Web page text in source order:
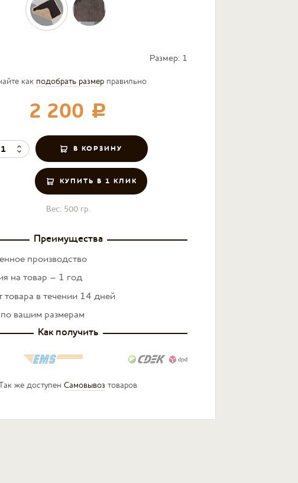
как подобрать размер правильно
2 200 c
КУПИТЬ В 1 КЛИК
Размер: 1
Вес: 500 гр.
Преимущества
производство
на товар – 1 год
товара в течении 14 дней
вашим размерам
Как получить
же доступен Самовывоз товаров